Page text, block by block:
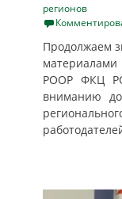
on
регионов
Продолжаем
РООР ФКЦ
вниманию